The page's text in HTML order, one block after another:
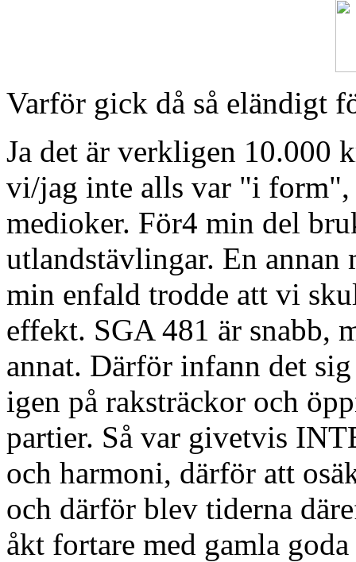
Varför gick då så eländigt
Ja det är verkligen 10.000
vi/jag inte alls var "i form",
medioker. För4 min del
utlandstävlingar. En
min enfald trodde att vi
effekt. SGA 481 är snabb,
annat. Därför infann det
igen på raksträckor och
partier. Så var givetvis
och harmoni, därför att
och därför blev tiderna
åkt fortare med gamla